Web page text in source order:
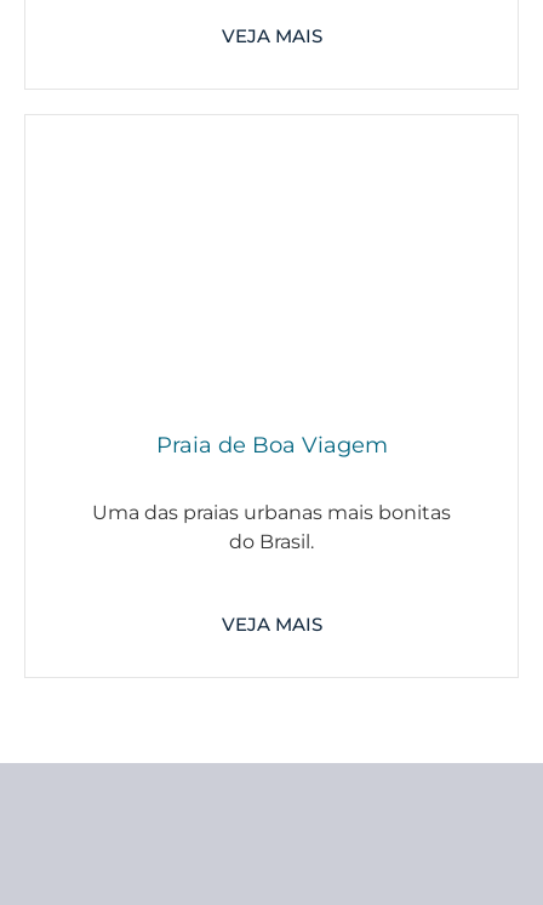
VEJA MAIS
Praia de Boa Viagem
Uma das praias urbanas mais bonitas
do Brasil.
VEJA MAIS